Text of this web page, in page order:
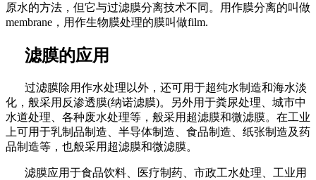
原水的方法，但它与过滤膜分离技术不同。用作膜分离的叫做
membrane，用作生物膜处理的膜叫做film.
滤膜的应用
过滤膜除用作水处理以外，还可用于超纯水制造和海水淡
化，般采用反渗透膜(纳诺滤膜)。另外用于粪尿处理、城市中
水道处理、各种废水处理等，般采用超滤膜和微滤膜。在工业
上可用于乳制品制造、半导体制造、食品制造、纸张制造及药
品制造等，也般采用超滤膜和微滤膜。
滤膜应用于食品饮料、医疗制药、市政工水处理、工业用